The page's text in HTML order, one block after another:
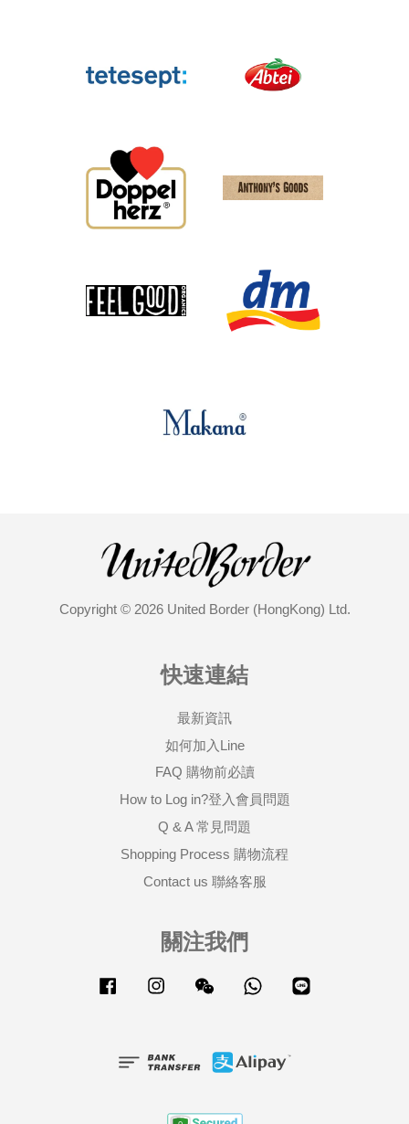
Copyright © 2026 United Border (HongKong) Ltd.
快速連結
最新資訊
如何加入Line
FAQ 購物前必讀
How to Log in?登入會員問題
Q & A 常見問題
Shopping Process 購物流程
Contact us 聯絡客服
關注我們
Facebook Instagram Wechat Whatsapp